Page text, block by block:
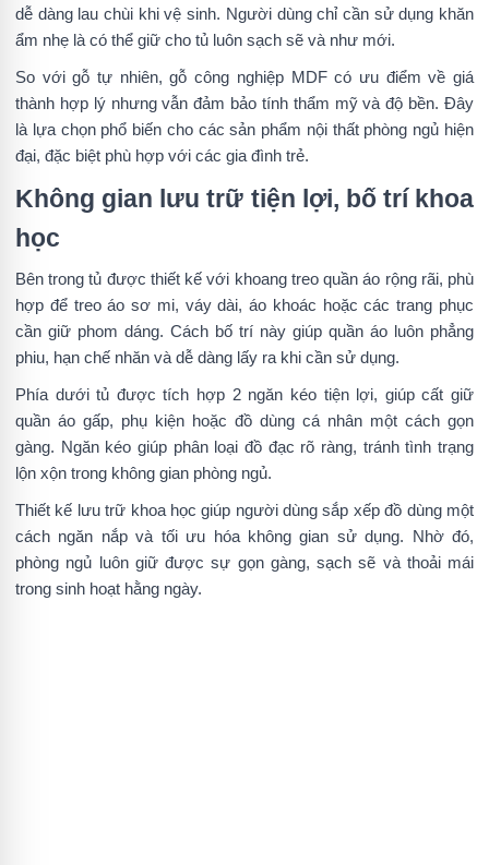
dễ dàng lau chùi khi vệ sinh. Người dùng chỉ cần sử dụng khăn
ẩm nhẹ là có thể giữ cho tủ luôn sạch sẽ và như mới.
So với gỗ tự nhiên, gỗ công nghiệp MDF có ưu điểm về giá
thành hợp lý nhưng vẫn đảm bảo tính thẩm mỹ và độ bền. Đây
là lựa chọn phổ biến cho các sản phẩm nội thất phòng ngủ hiện
đại, đặc biệt phù hợp với các gia đình trẻ.
Không gian lưu trữ tiện lợi, bố trí khoa
học
Bên trong tủ được thiết kế với khoang treo quần áo rộng rãi, phù
hợp để treo áo sơ mi, váy dài, áo khoác hoặc các trang phục
cần giữ phom dáng. Cách bố trí này giúp quần áo luôn phẳng
phiu, hạn chế nhăn và dễ dàng lấy ra khi cần sử dụng.
Phía dưới tủ được tích hợp 2 ngăn kéo tiện lợi, giúp cất giữ
quần áo gấp, phụ kiện hoặc đồ dùng cá nhân một cách gọn
gàng. Ngăn kéo giúp phân loại đồ đạc rõ ràng, tránh tình trạng
lộn xộn trong không gian phòng ngủ.
Thiết kế lưu trữ khoa học giúp người dùng sắp xếp đồ dùng một
cách ngăn nắp và tối ưu hóa không gian sử dụng. Nhờ đó,
phòng ngủ luôn giữ được sự gọn gàng, sạch sẽ và thoải mái
trong sinh hoạt hằng ngày.